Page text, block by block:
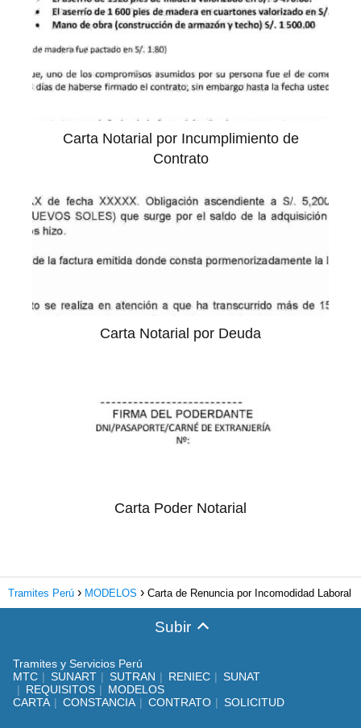
Carta Notarial por Incumplimiento de
Contrato
Carta Notarial por Deuda
Carta Poder Notarial
Tramites Perú MODELOS Carta de Renuncia por Incomodidad Laboral
Subir
Tramites y Servicios Perú
MTC
SUNART SUTRAN RENIEC
SUNAT
REQUISITOS
MODELOS
CARTA
CONSTANCIA CONTRATO SOLICITUD